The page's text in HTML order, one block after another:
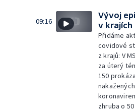
09:16
Vývoj
v krajích
Přidáme
covidové
z krajů: V
za úterý
150
nakažených
zhruba o